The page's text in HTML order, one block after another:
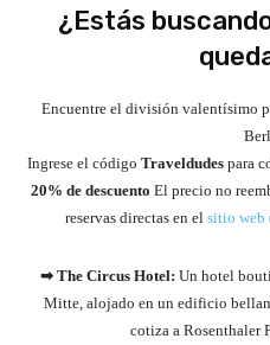
¿Estás
Encuentre el división valentísimo
Ingrese el código Traveldudespara
20% de descuento El precio no
reservas directas en el sitio web
➡ The Circus Hotel: Un hotel
Mitte, alojado en un edificio
cotiza a Rosenthaler